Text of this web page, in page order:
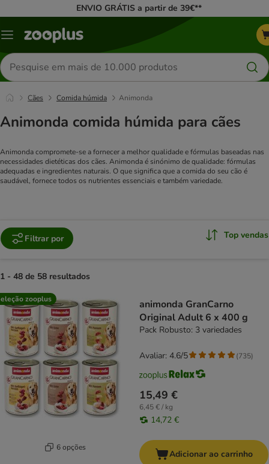
ENVIO GRÁTIS a partir de 39€**
Menu
Pesquisar
produtos
Cães Comida húmida Animonda
Animonda comida húmida para cães
Animonda compromete-se a fornecer a melhor qualidade e fórmulas baseadas nas
necessidades dietéticas dos cães. Animonda é sinónimo de qualidade: fórmulas
adequadas e ingredientes naturais. O que significa que a comida do seu cão é
saudável, fornece todos os nutrientes essenciais e também variedade.
Filtrar por Top vendas
1 - 48 de 58 resultados
product items have been changed
zooplus
6 opções
animonda GranCarno
Original Adult 6 x 400 g
Pack Robusto: 3 variedades
15,49 €
6,45 € / kg
14,72 €
Avaliar: 4.6/5 (735)
Adicionar ao carrinho